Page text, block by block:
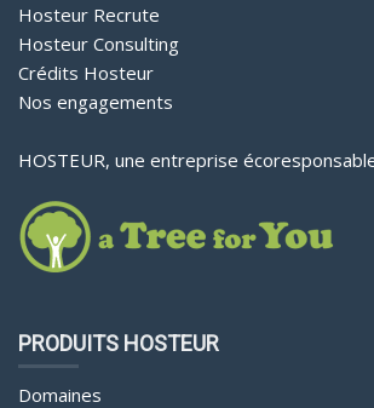
Hosteur Recrute
Hosteur Consulting
Crédits Hosteur
Nos engagements
HOSTEUR, une entreprise
PRODUITS HOSTEUR
Domaines